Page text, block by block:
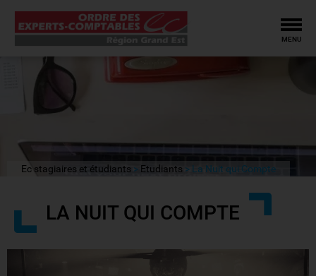
MENU
Ec stagiaires et étudiants Etudiants La Nuit qui Compte
LA NUIT QUI COMPTE